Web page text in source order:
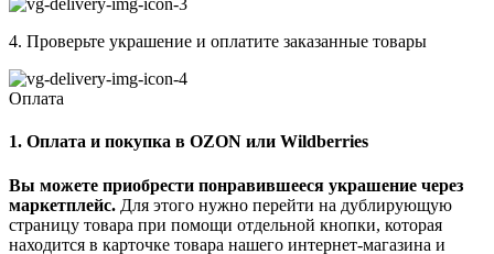
4. Проверьте украшение и оплатите заказанные товары
Оплата
1. Оплата и покупка в OZON или Wildberries
Вы можете приобрести понравившееся украшение через
маркетплейс. Для этого нужно перейти на дублирующую
страницу товара при помощи отдельной кнопки, которая
находится в карточке товара нашего интернет-магазина и